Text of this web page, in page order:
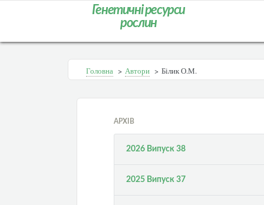
Генетичні ресурси
рослин
Головна > Автори > Білик О.М.
АРХІВ
2026 Випуск 38
2025 Випуск 37